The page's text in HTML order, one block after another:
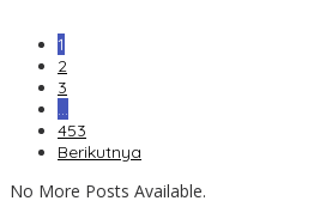
1
2
3
…
453
Berikutnya
No More Posts Available.